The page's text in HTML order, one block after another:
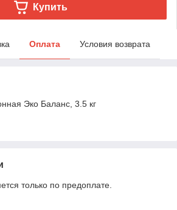
Купить
Оплата Условия возврата
Эко Баланс, 3.5 кг
только по предоплате.